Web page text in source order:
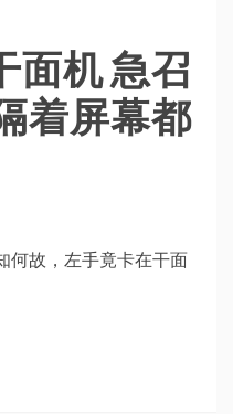
面机 急召
着屏幕都
何故，左手竟卡在干面